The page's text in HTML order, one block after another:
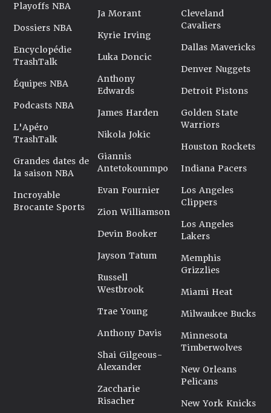
Playoffs NBA
Dossiers NBA
Encyclopédie
TrashTalk
Équipes NBA
Podcasts NBA
L'Apéro
TrashTalk
Grandes dates de
la saison NBA
Incroyable
Brocante Sports
Ja Morant
Kyrie Irving
Luka Doncic
Anthony
Edwards
James Harden
Nikola Jokic
Giannis
Antetokounmpo
Evan Fournier
Zion Williamson
Devin Booker
Jayson Tatum
Russell
Westbrook
Trae Young
Anthony Davis
Shai Gilgeous-
Alexander
Zaccharie
Risacher
Cleveland
Cavaliers
Dallas Mavericks
Denver Nuggets
Detroit Pistons
Golden State
Warriors
Houston Rockets
Indiana Pacers
Los Angeles
Clippers
Los Angeles
Lakers
Memphis
Grizzlies
Miami Heat
Milwaukee Bucks
Minnesota
Timberwolves
New Orleans
Pelicans
New York Knicks